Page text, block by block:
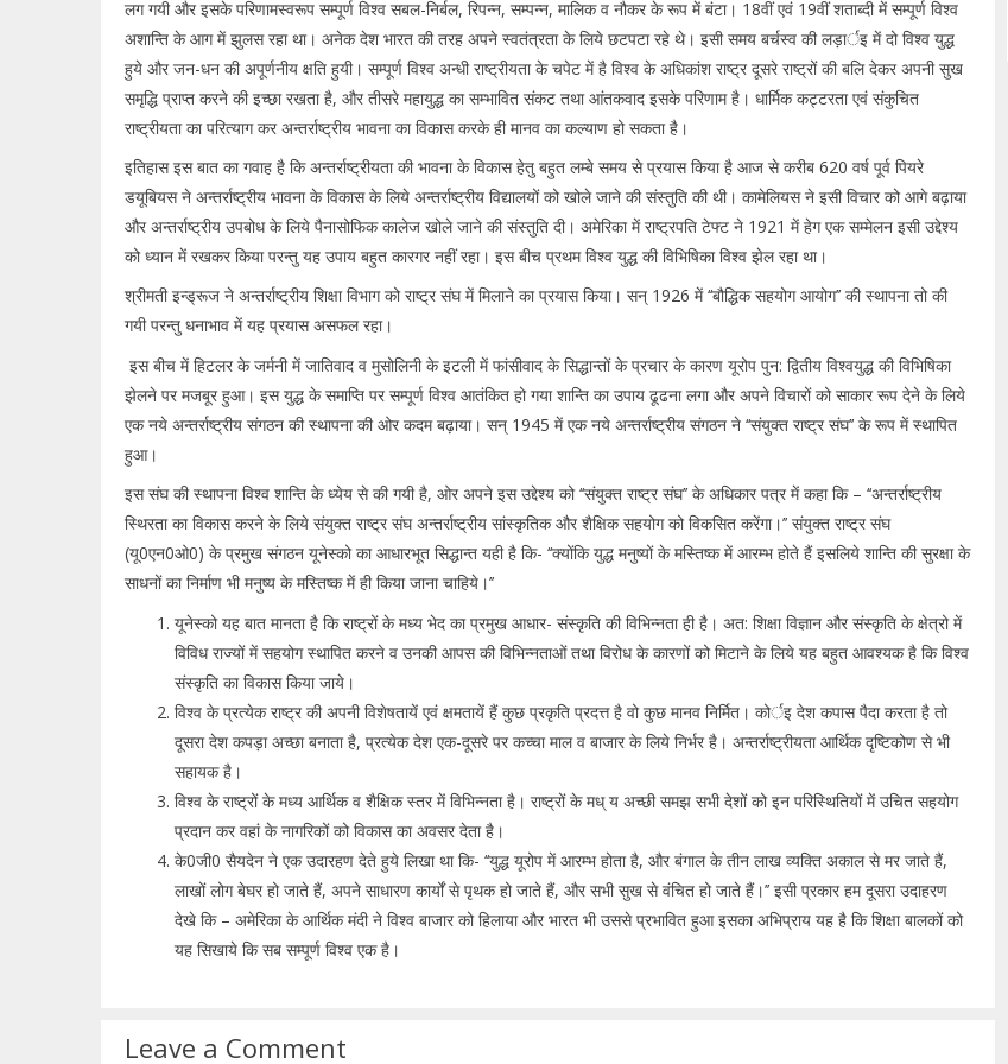
लग गयी और इसके परिणामस्वरूप सम्पूर्ण विश्व सबल-निर्बल, रिपन्न, सम्पन्न, मालिक व नौकर के रूप में बंटा। 18वीं एवं 19वीं शताब्दी में सम्पूर्ण विश्व
अशान्ति के आग में झुलस रहा था। अनेक देश भारत की तरह अपने स्वतंत्रता के लिये छटपटा रहे थे। इसी समय बर्चस्व की लड़ार्इ में दो विश्व युद्ध
हुये और जन-धन की अपूर्णनीय क्षति हुयी। सम्पूर्ण विश्व अन्धी राष्ट्रीयता के चपेट में है विश्व के अधिकांश राष्ट्र दूसरे राष्ट्रों की बलि देकर अपनी सुख
समृद्धि प्राप्त करने की इच्छा रखता है, और तीसरे महायुद्ध का सम्भावित संकट तथा आंतकवाद इसके परिणाम है। धार्मिक कट्टरता एवं संकुचित
राष्ट्रीयता का परित्याग कर अन्तर्राष्ट्रीय भावना का विकास करके ही मानव का कल्याण हो सकता है।
इतिहास इस बात का गवाह है कि अन्तर्राष्ट्रीयता की भावना के विकास हेतु बहुत लम्बे समय से प्रयास किया है आज से करीब 620 वर्ष पूर्व पियरे
डयूबियस ने अन्तर्राष्ट्रीय भावना के विकास के लिये अन्तर्राष्ट्रीय विद्यालयों को खोले जाने की संस्तुति की थी। कामेलियस ने इसी विचार को आगे बढ़ाया
और अन्तर्राष्ट्रीय उपबोध के लिये पैनासोफिक कालेज खोले जाने की संस्तुति दी। अमेरिका में राष्ट्रपति टेफ्ट ने 1921 में हेग एक सम्मेलन इसी उद्देश्य
को ध्यान में रखकर किया परन्तु यह उपाय बहुत कारगर नहीं रहा। इस बीच प्रथम विश्व युद्ध की विभिषिका विश्व झेल रहा था।
श्रीमती इन्ड्रूज ने अन्तर्राष्ट्रीय शिक्षा विभाग को राष्ट्र संघ में मिलाने का प्रयास किया। सन् 1926 में ‘‘बौद्धिक सहयोग आयोग’’ की स्थापना तो की
गयी परन्तु धनाभाव में यह प्रयास असफल रहा।
इस बीच में हिटलर के जर्मनी में जातिवाद व मुसोलिनी के इटली में फांसीवाद के सिद्धान्तों के प्रचार के कारण यूरोप पुन: द्वितीय विश्वयुद्ध की विभिषिका
झेलने पर मजबूर हुआ। इस युद्ध के समाप्ति पर सम्पूर्ण विश्व आतंकित हो गया शान्ति का उपाय ढूढना लगा और अपने विचारों को साकार रूप देने के लिये
एक नये अन्तर्राष्ट्रीय संगठन की स्थापना की ओर कदम बढ़ाया। सन् 1945 में एक नये अन्तर्राष्ट्रीय संगठन ने ‘‘संयुक्त राष्ट्र संघ’’ के रूप में स्थापित
हुआ।
इस संघ की स्थापना विश्व शान्ति के ध्येय से की गयी है, ओर अपने इस उद्देश्य को ‘‘संयुक्त राष्ट्र संघ’’ के अधिकार पत्र में कहा कि – ‘‘अन्तर्राष्ट्रीय
स्थिरता का विकास करने के लिये संयुक्त राष्ट्र संघ अन्तर्राष्ट्रीय सांस्कृतिक और शैक्षिक सहयोग को विकसित करेंगा।’’ संयुक्त राष्ट्र संघ
(यू0एन0ओ0) के प्रमुख संगठन यूनेस्को का आधारभूत सिद्धान्त यही है कि- ‘‘क्योंकि युद्ध मनुष्यों के मस्तिष्क में आरम्भ होते हैं इसलिये शान्ति की सुरक्षा के
साधनों का निर्माण भी मनुष्य के मस्तिष्क में ही किया जाना चाहिये।’’
यूनेस्को यह बात मानता है कि राष्ट्रों के मध्य भेद का प्रमुख आधार- संस्कृति की विभिन्नता ही है। अत: शिक्षा विज्ञान और संस्कृति के क्षेत्रो में
विविध राज्यों में सहयोग स्थापित करने व उनकी आपस की विभिन्नताओं तथा विरोध के कारणों को मिटाने के लिये यह बहुत आवश्यक है कि विश्व
संस्कृति का विकास किया जाये।
विश्व के प्रत्येक राष्ट्र की अपनी विशेषतायें एवं क्षमतायें हैं कुछ प्रकृति प्रदत्त है वो कुछ मानव निर्मित। कोर्इ देश कपास पैदा करता है तो
दूसरा देश कपड़ा अच्छा बनाता है, प्रत्येक देश एक-दूसरे पर कच्चा माल व बाजार के लिये निर्भर है। अन्तर्राष्ट्रीयता आर्थिक दृष्टिकोण से भी
सहायक है।
विश्व के राष्ट्रों के मध्य आर्थिक व शैक्षिक स्तर में विभिन्नता है। राष्ट्रों के मध् य अच्छी समझ सभी देशों को इन परिस्थितियों में उचित सहयोग
प्रदान कर वहां के नागरिकों को विकास का अवसर देता है।
के0जी0 सैयदेन ने एक उदारहण देते हुये लिखा था कि- ‘‘युद्ध यूरोप में आरम्भ होता है, और बंगाल के तीन लाख व्यक्ति अकाल से मर जाते हैं,
लाखों लोग बेघर हो जाते हैं, अपने साधारण कार्यों से पृथक हो जाते हैं, और सभी सुख से वंचित हो जाते हैं।’’ इसी प्रकार हम दूसरा उदाहरण
देखे कि – अमेरिका के आर्थिक मंदी ने विश्व बाजार को हिलाया और भारत भी उससे प्रभावित हुआ इसका अभिप्राय यह है कि शिक्षा बालकों को
यह सिखाये कि सब सम्पूर्ण विश्व एक है।
Leave a Comment